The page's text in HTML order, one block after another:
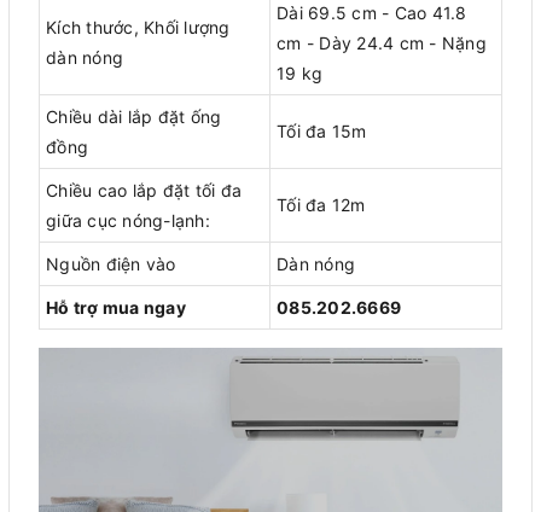
Kích thước, Khối lượng
dàn nóng
Dài 69.5 cm - Cao 41.8
cm - Dày 24.4 cm - Nặng
19 kg
Chiều dài lắp đặt ống
đồng
Tối đa 15m
Chiều cao lắp đặt tối đa
giữa cục nóng-lạnh:
Tối đa 12m
Nguồn điện vào Dàn nóng
Hỗ trợ mua ngay 085.202.6669